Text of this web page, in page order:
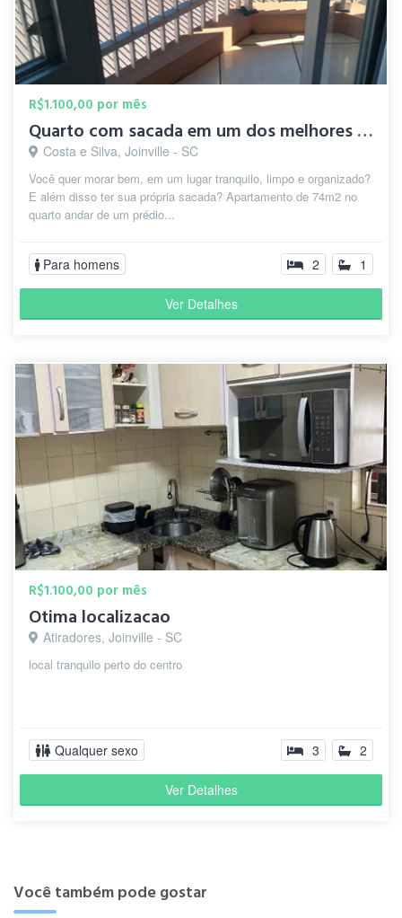
R$1.100,00 por mês
Quarto com sacada em um dos melhores bairros de Joinville
Costa e Silva, Joinville - SC
Você quer morar bem, em um lugar tranquilo, limpo e organizado?
E além disso ter sua própria sacada? Apartamento de 74m2 no
quarto andar de um prédio...
Para homens 2 1
Ver Detalhes
R$1.100,00 por mês
Otima localizacao
Atiradores, Joinville - SC
local tranquilo perto do centro
Qualquer sexo 3 2
Ver Detalhes
Você também pode gostar